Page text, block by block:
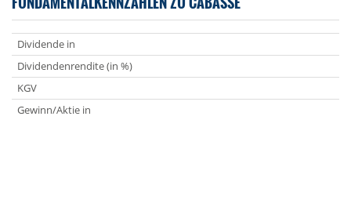
Dividende in
Dividendenrendite (in %)
KGV
Gewinn/Aktie in